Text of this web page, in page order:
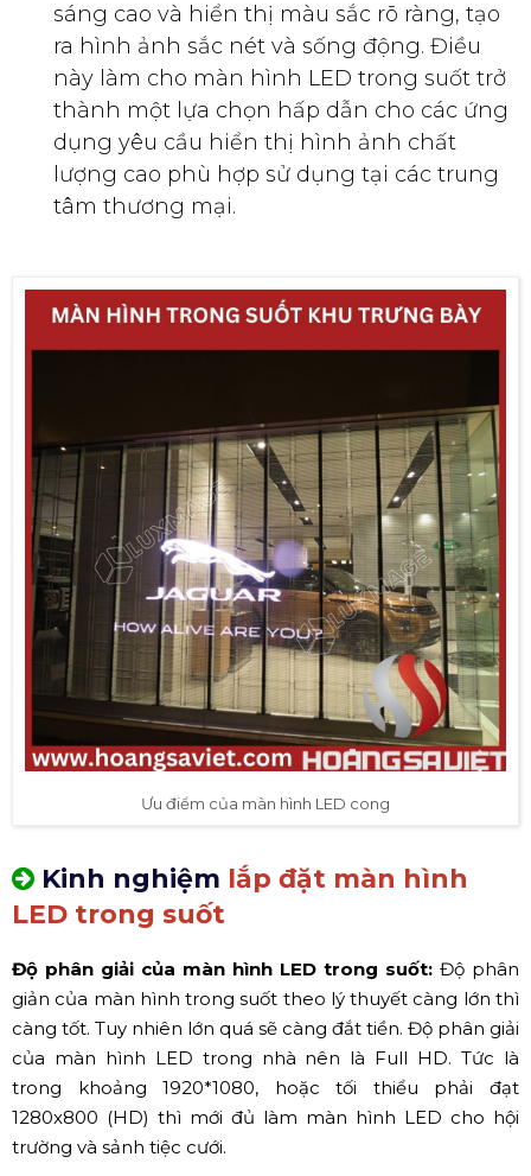
sáng cao và hiển thị màu sắc rõ ràng, tạo
ra hình ảnh sắc nét và sống động. Điều
này làm cho màn hình LED trong suốt trở
thành một lựa chọn hấp dẫn cho các ứng
dụng yêu cầu hiển thị hình ảnh chất
lượng cao phù hợp sử dụng tại các trung
tâm thương mại.
Ưu điểm của màn hình LED cong
Kinh nghiệm lắp đặt màn hình
LED trong suốt
Độ phân giải của màn hình LED trong suốt: Độ phân
giản của màn hình trong suốt theo lý thuyết càng lớn thì
càng tốt. Tuy nhiên lớn quá sẽ càng đắt tiền. Độ phân giải
của màn hình LED trong nhà nên là Full HD. Tức là
trong khoảng 1920*1080, hoặc tối thiểu phải đạt
1280x800 (HD) thì mới đủ làm màn hình LED cho hội
trường và sảnh tiệc cưới.